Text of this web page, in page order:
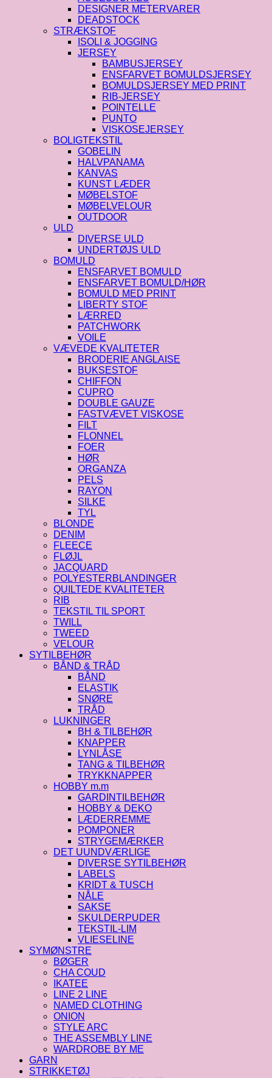
DESIGNER METERVARER
DEADSTOCK
STRÆKSTOF
ISOLI & JOGGING
JERSEY
BAMBUSJERSEY
ENSFARVET BOMULDSJERSEY
BOMULDSJERSEY MED PRINT
RIB-JERSEY
POINTELLE
PUNTO
VISKOSEJERSEY
BOLIGTEKSTIL
GOBELIN
HALVPANAMA
KANVAS
KUNST LÆDER
MØBELSTOF
MØBELVELOUR
OUTDOOR
ULD
DIVERSE ULD
UNDERTØJS ULD
BOMULD
ENSFARVET BOMULD
ENSFARVET BOMULD/HØR
BOMULD MED PRINT
LIBERTY STOF
LÆRRED
PATCHWORK
VOILE
VÆVEDE KVALITETER
BRODERIE ANGLAISE
BUKSESTOF
CHIFFON
CUPRO
DOUBLE GAUZE
FASTVÆVET VISKOSE
FILT
FLONNEL
FOER
HØR
ORGANZA
PELS
RAYON
SILKE
TYL
BLONDE
DENIM
FLEECE
FLØJL
JACQUARD
POLYESTERBLANDINGER
QUILTEDE KVALITETER
RIB
TEKSTIL TIL SPORT
TWILL
TWEED
VELOUR
SYTILBEHØR
BÅND & TRÅD
BÅND
ELASTIK
SNØRE
TRÅD
LUKNINGER
BH & TILBEHØR
KNAPPER
LYNLÅSE
TANG & TILBEHØR
TRYKKNAPPER
HOBBY m.m
GARDINTILBEHØR
HOBBY & DEKO
LÆDERREMME
POMPONER
STRYGEMÆRKER
DET UUNDVÆRLIGE
DIVERSE SYTILBEHØR
LABELS
KRIDT & TUSCH
NÅLE
SAKSE
SKULDERPUDER
TEKSTIL-LIM
VLIESELINE
SYMØNSTRE
BØGER
CHA COUD
IKATEE
LINE 2 LINE
NAMED CLOTHING
ONION
STYLE ARC
THE ASSEMBLY LINE
WARDROBE BY ME
GARN
STRIKKETØJ